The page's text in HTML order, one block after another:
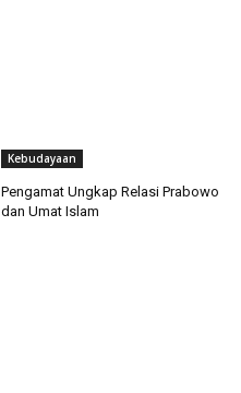
Kebudayaan
Pengamat Ungkap Relasi Prabowo
dan Umat Islam